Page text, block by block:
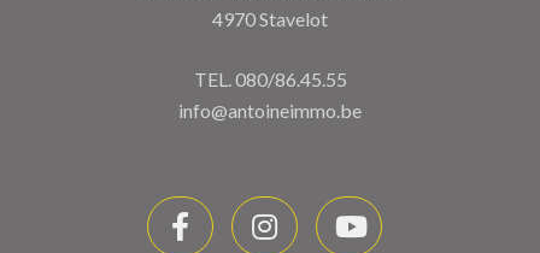
4970 Stavelot
TEL.080/86.45.55
info@antoineimmo.be